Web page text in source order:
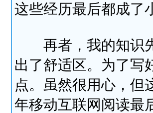
这些经历最后都成了
再者，我的知识先
出了舒适区。为了写
点。虽然很用心，但
年移动互联网阅读最